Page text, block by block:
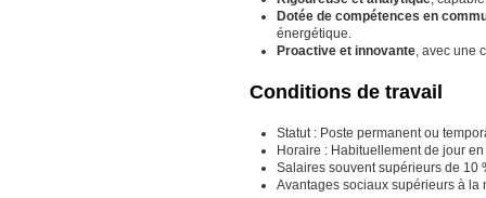
Dotée de compétences en
énergétique.
Proactive et innovante, avec une
Conditions de travail
Statut : Poste permanent ou
Horaire : Habituellement de jour
Salaires souvent supérieurs de 10
Avantages sociaux supérieurs à la